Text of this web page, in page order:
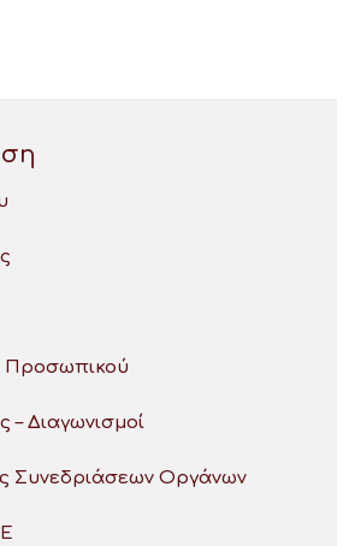
Προσωπικού
– Διαγωνισμοί
Συνεδριάσεων Οργάνων